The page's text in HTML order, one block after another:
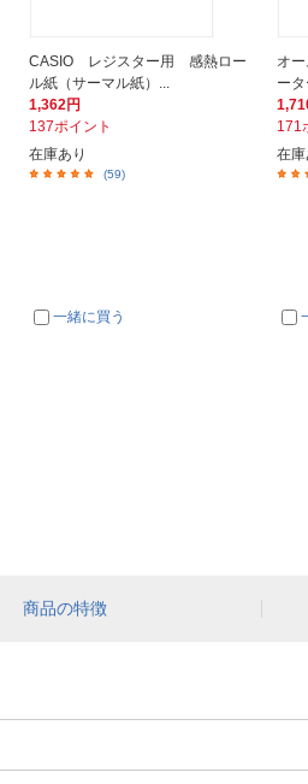
CASIO レジスター用 感熱ロー
ル紙（サーマル紙）...
1,362円
137ポイント
在庫あり
(59)
一緒に買う
オ
ー
171
在庫
商品の特徴